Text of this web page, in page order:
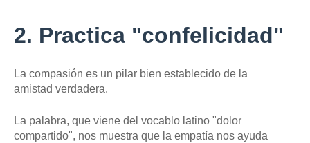
2. Practica "confelicidad"
La compasión es un pilar bien establecido de la
amistad verdadera.
La palabra, que viene del vocablo latino "dolor
compartido", nos muestra que la empatía nos ayuda